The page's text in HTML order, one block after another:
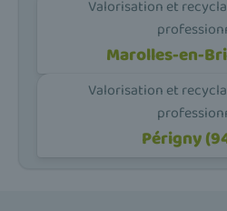
Valorisation et
Marolles-en-
Valorisation et
Périgny